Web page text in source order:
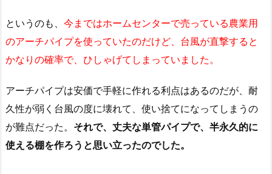
というのも、 今まではホームセンターで売っている農業用
のアーチパイプを使っていたのだけど、台風が直撃すると
かなりの確率で、ひしゃげてしまっていました。
アーチパイプは安価で手軽に作れる利点はあるのだが、耐
久性が弱く台風の度に壊れて、使い捨てになってしまうの
が難点だった。 それで、丈夫な単管パイプで、半永久的に
使える棚を作ろうと思い立ったのでした。